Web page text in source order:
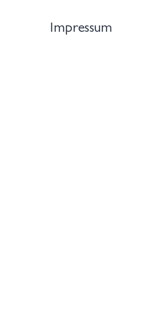
Impressum